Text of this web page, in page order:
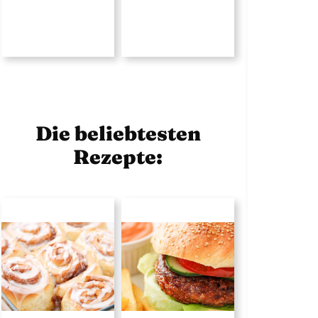
Die beliebtesten
Rezepte: